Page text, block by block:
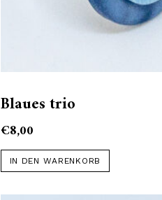
Blaues trio
€8,00
IN DEN WARENKORB